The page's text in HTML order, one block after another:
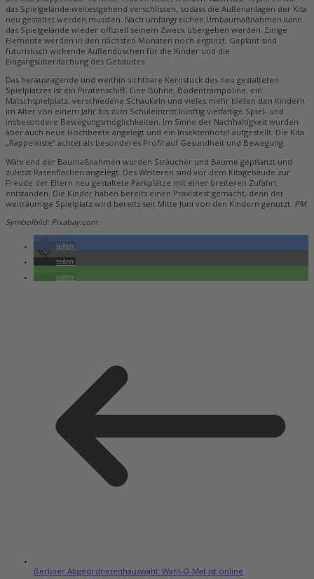
das Spielgelände weitestgehend verschlissen, sodass die Außenanlagen der Kita
neu gestaltet werden mussten. Nach umfangreichen Umbaumaßnahmen kann
das Spielgelände wieder offiziell seinem Zweck übergeben werden. Einige
Elemente werden in den nächsten Monaten noch ergänzt. Geplant sind
futuristisch wirkende Außenduschen für die Kinder und die
Eingangsüberdachung des Gebäudes.
Das herausragende und weithin sichtbare Kernstück des neu gestalteten
Spielplatzes ist ein Piratenschiff. Eine Bühne, Bodentrampoline, ein
Matschspielplatz, verschiedene Schaukeln und vieles mehr bieten den Kindern
im Alter von einem Jahr bis zum Schuleintritt künftig vielfältige Spiel- und
insbesondere Bewegungsmöglichkeiten. Im Sinne der Nachhaltigkeit wurden
aber auch neue Hochbeete angelegt und ein Insektenhotel aufgestellt. Die Kita
„Rappelkiste“ achtet als besonderes Profil auf Gesundheit und Bewegung.
Während der Baumaßnahmen wurden Sträucher und Bäume gepflanzt und
zuletzt Rasenflächen angelegt. Des Weiteren sind vor dem Kitagebäude zur
Freude der Eltern neu gestaltete Parkplätze mit einer breiteren Zufahrt
entstanden. Die Kinder haben bereits einen Praxistest gemacht, denn der
weiträumige Spielplatz wird bereits seit Mitte Juni von den Kindern genutzt. PM
Symbolbild: Pixabay.com
teilen
teilen
teilen
Berliner Abgeordnetenhauswahl: Wahl-O-Mat ist online